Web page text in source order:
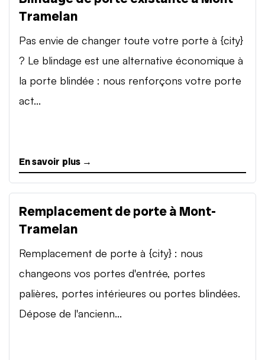
Tramelan
Pas envie de changer toute votre porte à {city}
? Le blindage est une alternative économique à
la porte blindée : nous renforçons votre porte
act...
En savoir plus →
Remplacement de porte à Mont-
Tramelan
Remplacement de porte à {city} : nous
changeons vos portes d'entrée, portes
palières, portes intérieures ou portes blindées.
Dépose de l'ancienn...